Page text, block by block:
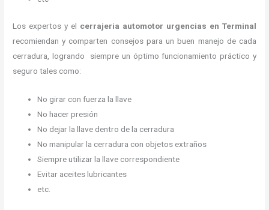
Los expertos y el cerrajeria automotor urgencias en Terminal
recomiendan y comparten consejos para un buen manejo de cada
cerradura, logrando siempre un óptimo funcionamiento práctico y
seguro tales como:
No girar con fuerza la llave
No hacer presión
No dejar la llave dentro de la cerradura
No manipular la cerradura con objetos extraños
Siempre utilizar la llave correspondiente
Evitar aceites lubricantes
etc.